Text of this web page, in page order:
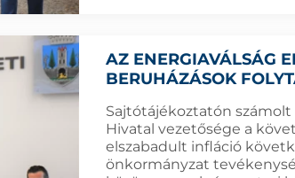
AZ ENERGIAVÁLSÁG
BERUHÁZÁSOK
Sajtótájékoztatón
Hivatal vezetősége a
elszabadult infláció
önkormányzat